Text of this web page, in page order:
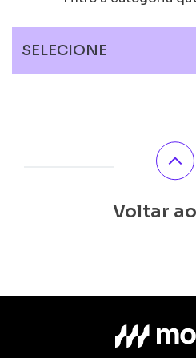
SELECIONE
Voltar